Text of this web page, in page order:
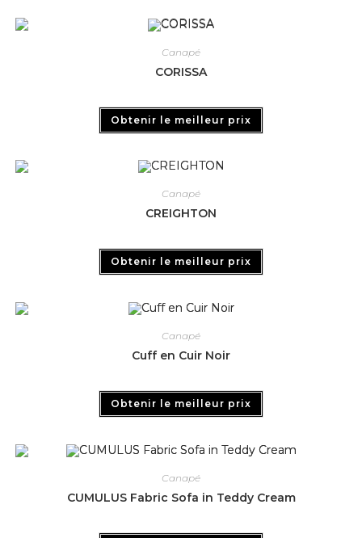
Canapé
CORISSA
Obtenir le meilleur prix
Canapé
CREIGHTON
Obtenir le meilleur prix
Canapé
Cuff en Cuir Noir
Obtenir le meilleur prix
Canapé
CUMULUS Fabric Sofa in Teddy Cream